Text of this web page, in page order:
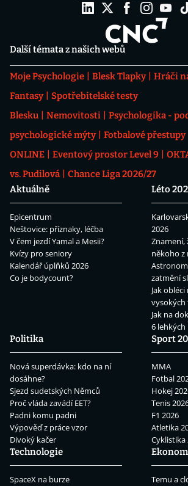
Další témata z našich webů
Moje Psychologie Blesk Tlapky Hráči
Fantasy
Spotřebitelské testy
Blesku
Nemovitosti
Psychologika -
psychologické mýty
Fotbalové přestupy
ONLINE
Eventový prostor Level 9
vs. Pudilová
Chance Liga 2026/27
Aktuálně
Epicentrum
Neštovice: příznaky, léčba
V čem jezdí Yamal a Mesii?
Kvízy pro seniory
Kalendář úplňků 2026
Co je bodycount?
Léto
2026
Znamení,
někoho
zatmění
Jak
vysokých
Jak na
6 lehkých
Politika
Nová superdávka: kdo na ní
dosáhne?
Sjezd sudetských Němců
Proč vláda zavádí EET?
Padni komu padni
Výpověď z práce vzor
Divoký kačer
Sport
MMA
Fotbal
Hokej
Tenis
F1 2026
Atletika
Cyklistika
Technologie
SpaceX na burze
Temu a